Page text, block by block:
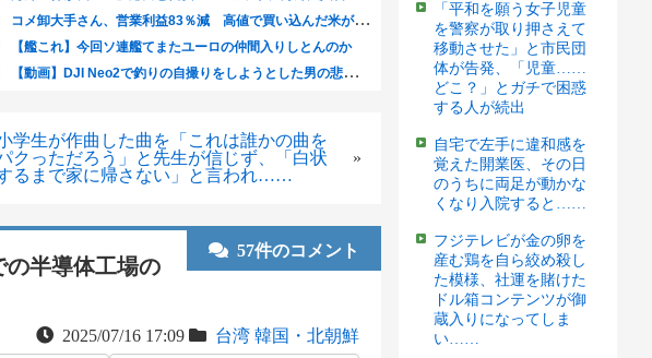
学生が作曲した曲を「これは誰かの曲を
クっただろう」と先生が信じず、「白状
るまで家に帰さない」と言われ……
»
57件のコメント
半導体工場の
2025/07/16 17:09 台湾 韓国・北朝鮮
「平和を願う女子児童
を警察が取り押さえて
移動させた」と市民団
体が告発、「児童……
どこ？」とガチで困惑
する人が続出
自宅で左手に違和感を
覚えた開業医、その日
のうちに両足が動かな
くなり入院すると……
フジテレビが金の卵を
産む鶏を自ら絞め殺し
た模様、社運を賭けた
ドル箱コンテンツが御
蔵入りになってしま
い……